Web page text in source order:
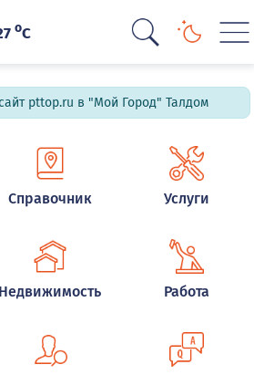
oC
pttop.ru в "Мой Город" Талдом
Справочник Услуги
Недвижимость Работа